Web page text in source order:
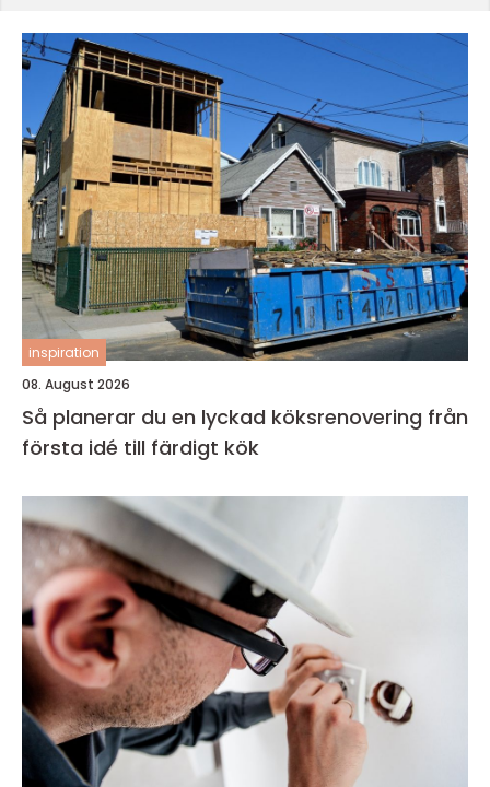
inspiration
08. August 2026
Så planerar du en lyckad köksrenovering från
första idé till färdigt kök